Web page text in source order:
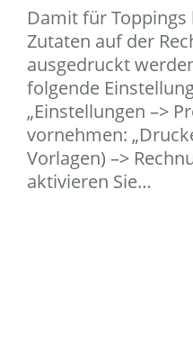
Damit für
Zutaten auf der
ausgedruckt
folgende
„Einstellungen –>
vornehmen:
Vorlagen) –>
aktivieren Sie…